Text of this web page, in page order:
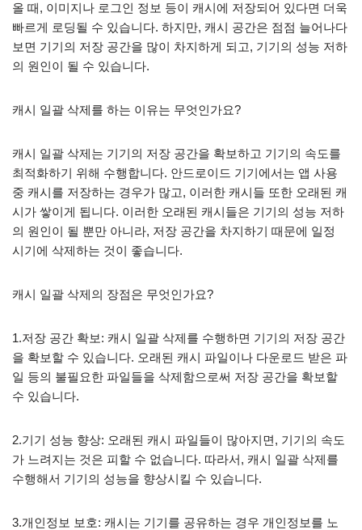
올 때, 이미지나 로그인 정보 등이 캐시에 저장되어 있다면 더욱
빠르게 로딩될 수 있습니다. 하지만, 캐시 공간은 점점 늘어나다
보면 기기의 저장 공간을 많이 차지하게 되고, 기기의 성능 저하
의 원인이 될 수 있습니다.
캐시 일괄 삭제를 하는 이유는 무엇인가요?
캐시 일괄 삭제는 기기의 저장 공간을 확보하고 기기의 속도를
최적화하기 위해 수행합니다. 안드로이드 기기에서는 앱 사용
중 캐시를 저장하는 경우가 많고, 이러한 캐시들 또한 오래된 캐
시가 쌓이게 됩니다. 이러한 오래된 캐시들은 기기의 성능 저하
의 원인이 될 뿐만 아니라, 저장 공간을 차지하기 때문에 일정
시기에 삭제하는 것이 좋습니다.
캐시 일괄 삭제의 장점은 무엇인가요?
1.저장 공간 확보: 캐시 일괄 삭제를 수행하면 기기의 저장 공간
을 확보할 수 있습니다. 오래된 캐시 파일이나 다운로드 받은 파
일 등의 불필요한 파일들을 삭제함으로써 저장 공간을 확보할
수 있습니다.
2.기기 성능 향상: 오래된 캐시 파일들이 많아지면, 기기의 속도
가 느려지는 것은 피할 수 없습니다. 따라서, 캐시 일괄 삭제를
수행해서 기기의 성능을 향상시킬 수 있습니다.
3.개인정보 보호: 캐시는 기기를 공유하는 경우 개인정보를 노